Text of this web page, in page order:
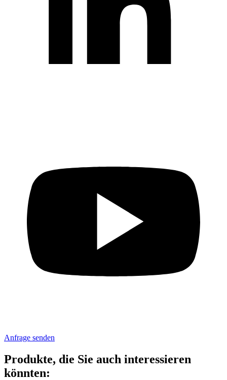
Anfrage senden
Produkte, die Sie auch interessieren
könnten: